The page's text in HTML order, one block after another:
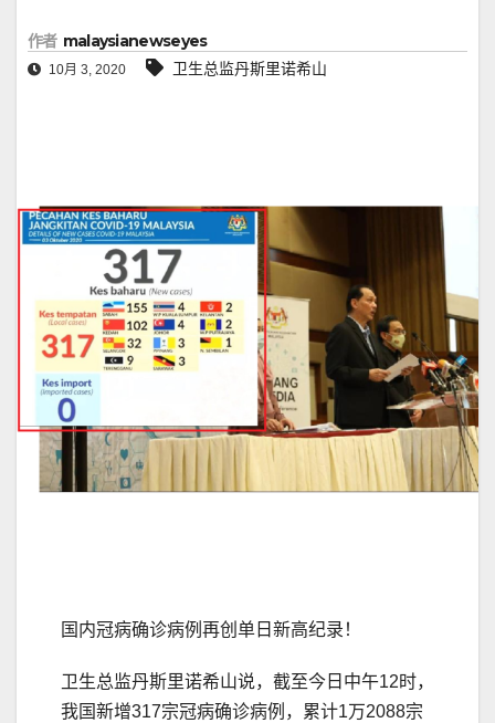
作者 malaysianewseyes
10月 3, 2020 卫生总监丹斯里诺希山
国内冠病确诊病例再创单日新高纪录！
卫生总监丹斯里诺希山说，截至今日中午12时，
我国新增317宗冠病确诊病例，累计1万2088宗